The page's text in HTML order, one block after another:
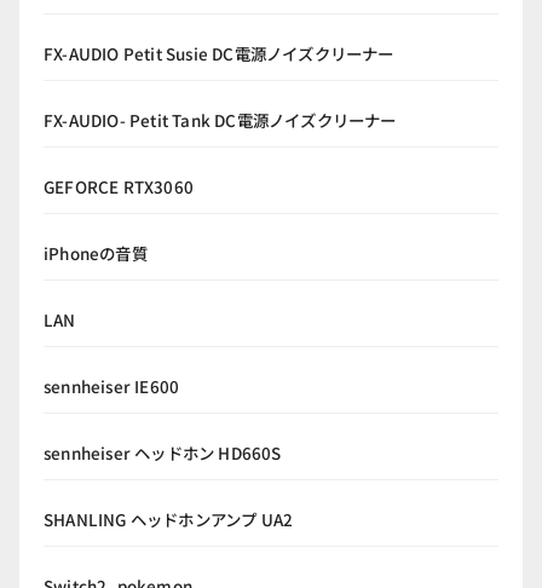
FX-AUDIO Petit Susie DC電源ノイズクリーナー
FX-AUDIO- Petit Tank DC電源ノイズクリーナー
GEFORCE RTX3060
iPhoneの音質
LAN
sennheiser IE600
sennheiser ヘッドホン HD660S
SHANLING ヘッドホンアンプ UA2